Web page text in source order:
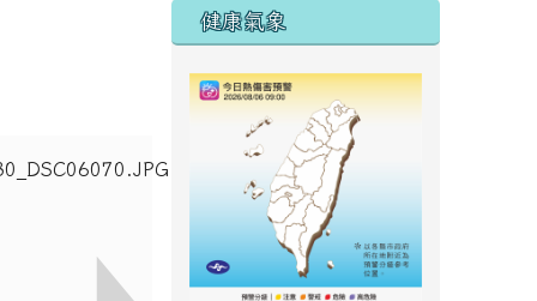
右邊區域內容
健康氣象